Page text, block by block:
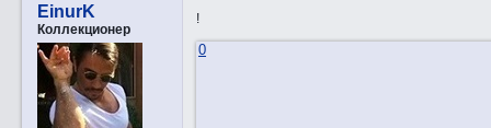
EinurK
Коллекционер
!
0